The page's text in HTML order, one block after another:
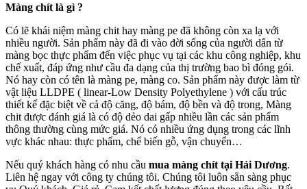
Màng chít là gì ?
Có lẽ khái niệm màng chit hay màng pe đã không còn xa lạ với
nhiều người. Sản phẩm này đã đi vào đời sống của người dân từ
màng bọc thực phẩm đến việc phục vụ tại các khu công nghiệp, khu
chế xuất, đáp ứng như cầu đa dạng của thị trường bao bì đóng gói.
Nó hay còn có tên là màng pe, màng co. Sản phẩm này được làm từ
vật liệu LLDPE ( linear-Low Density Polyethylene ) với cấu trúc
thiết kế đặc biệt về cả độ căng, độ bám, độ bền và độ trong, Màng
chit được đánh giá là có độ dẻo dai gấp nhiều lần các sản phẩm
thông thường cùng mức giá. Nó có nhiều ứng dụng trong các lĩnh
vực khác nhau: thực phẩm, chế biến gỗ, vận chuyển…
Nếu quý khách hàng có nhu cầu mua màng chít tại Hải Dương.
Liên hệ ngay với công ty chúng tôi. Chúng tôi luôn sẵn sàng phục